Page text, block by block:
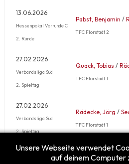
13.06.2026
Hessenpokal Vorrunde C
2. Runde
Pabst, Benjamin /
TFC Florstadt 2
27.02.2026
Verbandsliga Süd
2. Spieltag
Quack, Tobias /
TFC Florstadt 1
27.02.2026
Verbandsliga Süd
2. Spieltag
Rädecke, Jörg /
TFC Florstadt 1
Mehr …
Unsere Webseite verwendet
auf deinem Computer